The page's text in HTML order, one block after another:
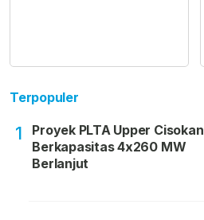
Terpopuler
1
Proyek PLTA Upper Cisokan
Berkapasitas 4x260 MW
Berlanjut